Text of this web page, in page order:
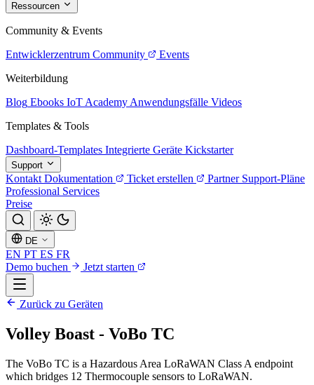
Ressourcen
Community & Events
Entwicklerzentrum Community
Events
Weiterbildung
Blog Ebooks IoT Academy Anwendungsfälle Videos
Templates & Tools
Dashboard-Templates Integrierte Geräte Kickstarter
Support
Kontakt Dokumentation Ticket erstellen Partner Support-Pläne
Professional Services
Preise
DE
EN PT ES FR
Demo buchen
Jetzt starten
Zurück zu Geräten
Volley Boast - VoBo TC
The VoBo TC is a Hazardous Area LoRaWAN Class A endpoint
which bridges 12 Thermocouple sensors to LoRaWAN.